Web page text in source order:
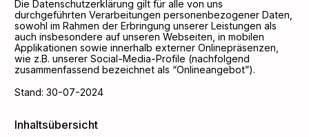
Die Datenschutzerklärung gilt für alle von uns
durchgeführten Verarbeitungen personenbezogener Daten,
sowohl im Rahmen der Erbringung unserer Leistungen als
auch insbesondere auf unseren Webseiten, in mobilen
Applikationen sowie innerhalb externer Onlinepräsenzen,
wie z.B. unserer Social-Media-Profile (nachfolgend
zusammenfassend bezeichnet als “Onlineangebot”).
Stand: 30-07-2024
Inhaltsübersicht